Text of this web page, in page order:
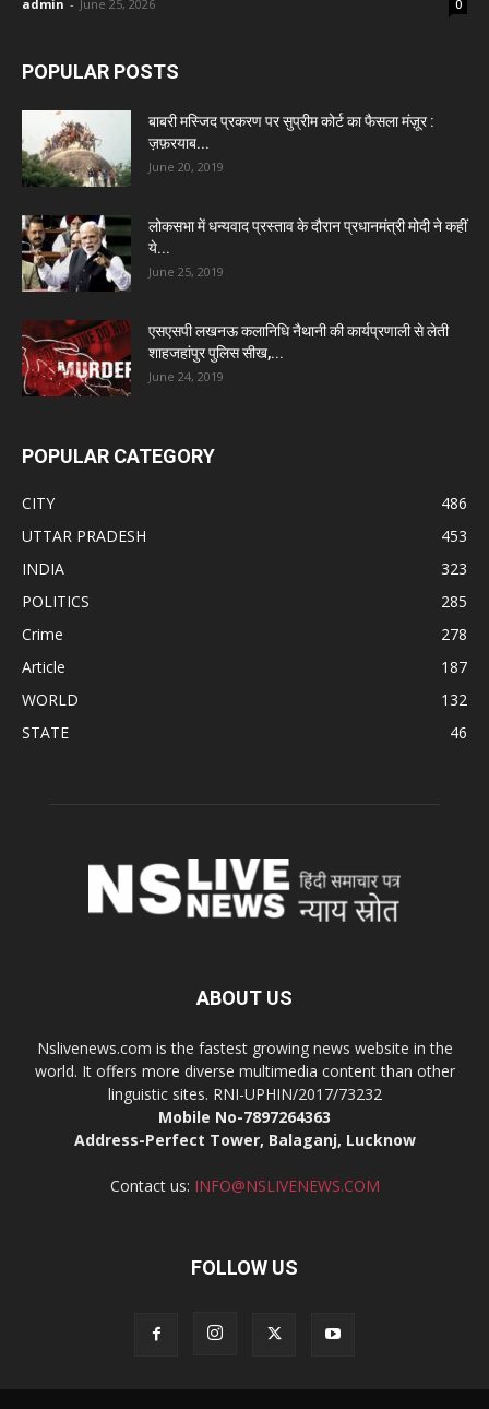
admin - June 25, 2026 0
POPULAR POSTS
बाबरी मस्जिद प्रकरण पर सुप्रीम कोर्ट का फैसला मंज़ूर :
ज़फ़रयाब...
June 20, 2019
लोकसभा में धन्यवाद प्रस्ताव के दौरान प्रधानमंत्री मोदी ने कहीं
ये...
June 25, 2019
एसएसपी लखनऊ कलानिधि नैथानी की कार्यप्रणाली से लेती
शाहजहांपुर पुलिस सीख,...
June 24, 2019
POPULAR CATEGORY
CITY
486
UTTAR PRADESH
453
INDIA
323
POLITICS
285
Crime
278
Article
187
WORLD
132
STATE
46
ABOUT US
Nslivenews.com is the fastest growing news website in the
world. It offers more diverse multimedia content than other
linguistic sites. RNI-UPHIN/2017/73232
Mobile No-7897264363
Address-Perfect Tower, Balaganj, Lucknow
Contact us: INFO@NSLIVENEWS.COM
FOLLOW US